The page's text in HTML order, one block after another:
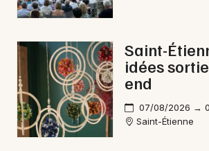
Sorties & loisirs
Feu d'artifice dans la Loire
Feu d'artifice en Rhône-Alpes
Toutes les villes
Saint-
idées
end
07/08/2026 →
Saint-Étienne